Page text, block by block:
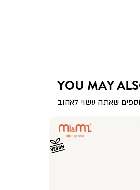
YOU MAY
שאתה עשוי לאהוב